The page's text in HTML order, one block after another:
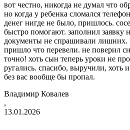
вот честно, никогда не думал что
но когда у ребенка сломался
денег нигде не было, пришлось.
быстро помогают. заполнил заявку
документы не спрашивали лишних.
пришло что перевели. не поверил
точно! хоть сын теперь уроки не
ругались. спасибо, выручили, хоть
без вас вообще бы пропал.
Владимир Ковалев
,
13.01.2026